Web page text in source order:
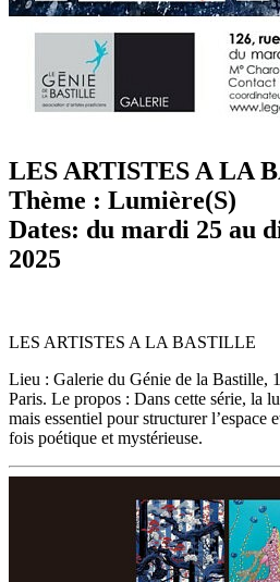
LES ARTISTES A LA
Thème : Lumière(S)
Dates: du mardi 25 au
2025
LES ARTISTES A LA BASTILLE
Lieu : Galerie du Génie de la Bastille,
Paris. Le propos : Dans cette série, la
mais essentiel pour structurer l’espace
fois poétique et mystérieuse.